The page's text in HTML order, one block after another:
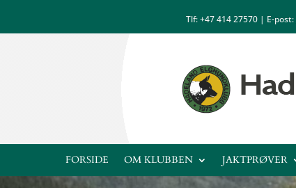
Tlf: +47414 27570 | E-post:
FORSIDE OM KLUBBEN JAKTPRØVER